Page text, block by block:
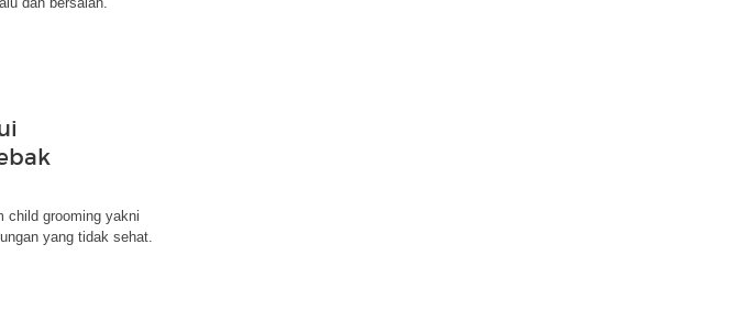
child grooming yakni
yang tidak sehat.